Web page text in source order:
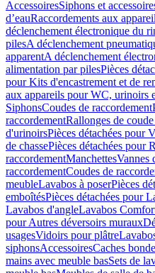
AccessoiresSiphons et
d’eauRaccordements aux
déclenchement électronique du
pilesA déclenchement
apparentA déclenchement
alimentation par pilesPièces
pour Kits d'encastrement et de
aux appareils pour WC, urinoirs
SiphonsCoudes de raccordement
raccordementRallonges de coude
d'urinoirsPièces détachées pour
de chassePièces détachées pour
raccordementManchettesVannes
raccordementCoudes de
meubleLavabos à poserPièces
emboîtésPièces détachées pour
Lavabos d'angleLavabos
pour Autres déversoirs muraux
usagesVidoirs pour plâtre
siphonsAccessoiresCaches
mains avec meuble basSets de